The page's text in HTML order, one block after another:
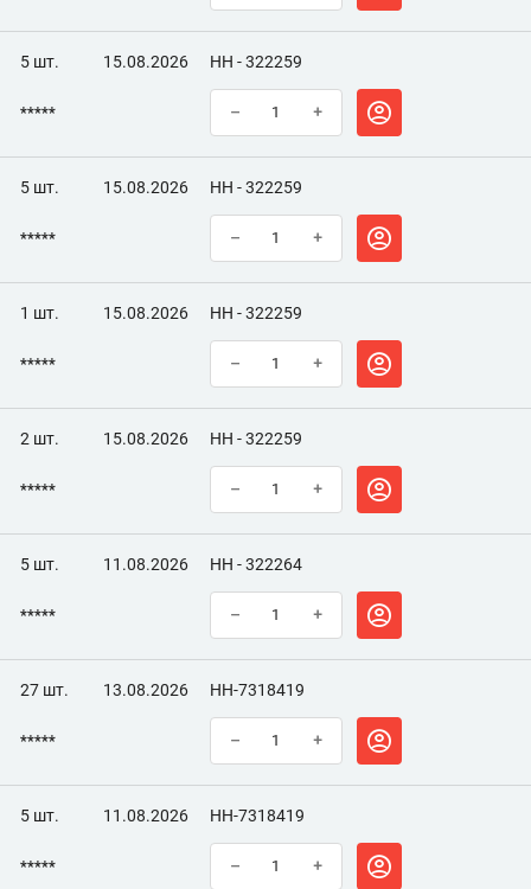
5 шт. 15.08.2026 НН - 322259
***** – +
5 шт. 15.08.2026 НН - 322259
***** – +
1 шт. 15.08.2026 НН - 322259
***** – +
2 шт. 15.08.2026 НН - 322259
***** – +
5 шт. 11.08.2026 НН - 322264
***** – +
27 шт. 13.08.2026 НН-7318419
***** – +
5 шт. 11.08.2026 НН-7318419
***** – +